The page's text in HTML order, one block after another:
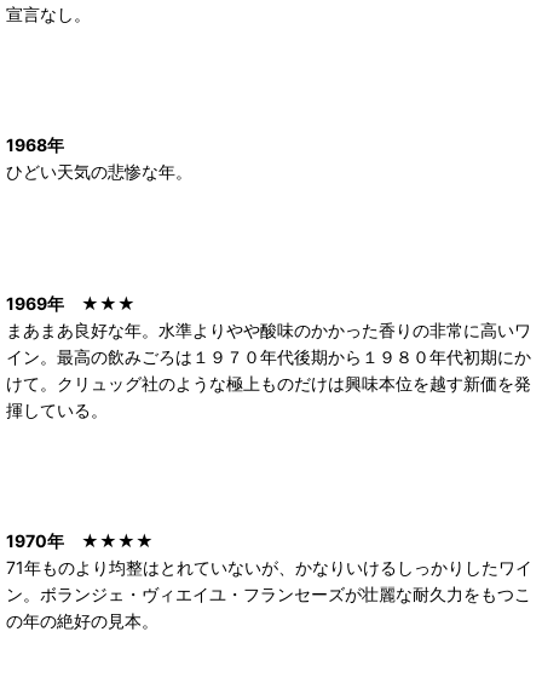
宣言なし。
1968年
ひどい天気の悲惨な年。
1969年 ★★★
まあまあ良好な年。水準よりやや酸味のかかった香りの非常に高いワ
イン。最高の飲みごろは１９７０年代後期から１９８０年代初期にか
けて。クリュッグ社のような極上ものだけは興味本位を越す新価を発
揮している。
1970年 ★★★★
71年ものより均整はとれていないが、かなりいけるしっかりしたワイ
ン。ボランジェ・ヴィエイユ・フランセーズが壮麗な耐久力をもつこ
の年の絶好の見本。